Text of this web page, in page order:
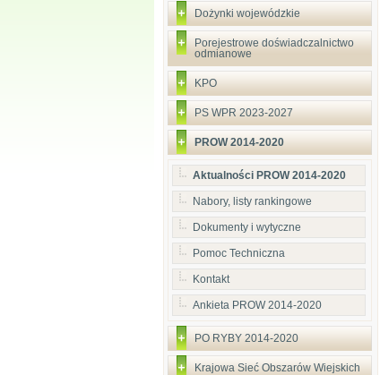
Dożynki wojewódzkie
Porejestrowe doświadczalnictwo
odmianowe
KPO
PS WPR 2023-2027
PROW 2014-2020
Aktualności PROW 2014-2020
Nabory, listy rankingowe
Dokumenty i wytyczne
Pomoc Techniczna
Kontakt
Ankieta PROW 2014-2020
PO RYBY 2014-2020
Krajowa Sieć Obszarów Wiejskich